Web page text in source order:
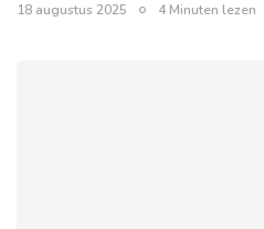
18 augustus 2025 4 Minuten lezen